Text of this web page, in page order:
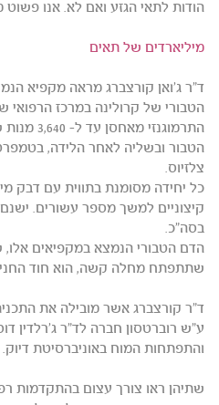
הודות לתאי הגזע ואם לא. אנו פשוט
מיליארדים של תאים
ד"ר ג'ואן קורצברג מראה מקפיא
הטבורי של קרולינה במרכז הרפואי
צלזיוס.
כל יחידה מסומנת בתווית עם דבק
בסה"כ.
הדם הטבורי הנמצא במקפיאים
שתתפתח מחלה קשה, הוא חוד
ד"ר קורצברג אשר מובילה את
ע"ש רוברטסון חברה לד"ר ג'רלדין
והתפתחות המוח באוניברסיטת דיוק.
שתיהן ראו צורך עצום בהתקדמות